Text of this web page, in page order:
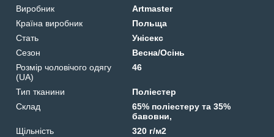
Виробник
Artmaster
Країна виробник
Польща
Стать
Унісекс
Сезон
Весна/Осінь
Розмір чоловічого одягу
(UA)
46
Тип тканини
Поліестер
Склад
65% поліестеру та 35%
бавовни,
Щільність
320 г/м2